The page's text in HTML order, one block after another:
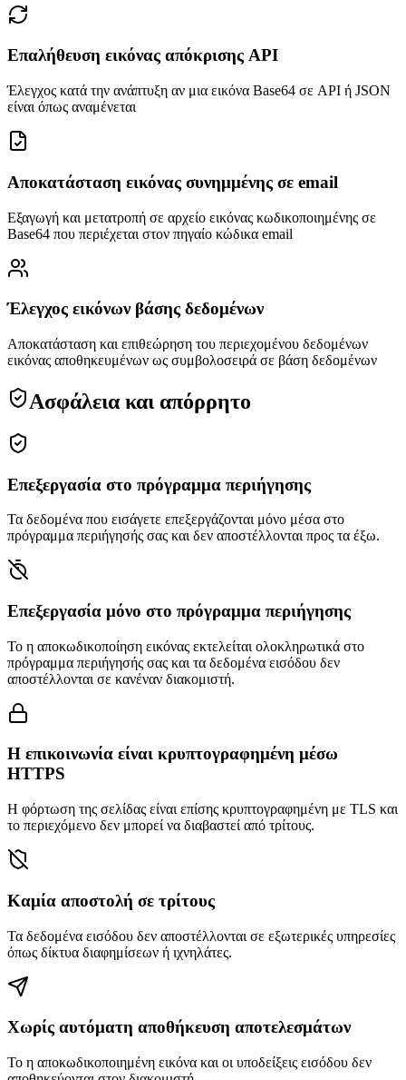
Επαλήθευση εικόνας απόκρισης API
Έλεγχος κατά την ανάπτυξη αν μια εικόνα Base64 σε API ή JSON
είναι όπως αναμένεται
Αποκατάσταση εικόνας συνημμένης σε email
Εξαγωγή και μετατροπή σε αρχείο εικόνας κωδικοποιημένης σε
Base64 που περιέχεται στον πηγαίο κώδικα email
Έλεγχος εικόνων βάσης δεδομένων
Αποκατάσταση και επιθεώρηση του περιεχομένου δεδομένων
εικόνας αποθηκευμένων ως συμβολοσειρά σε βάση δεδομένων
Ασφάλεια και απόρρητο
Επεξεργασία στο πρόγραμμα περιήγησης
Τα δεδομένα που εισάγετε επεξεργάζονται μόνο μέσα στο
πρόγραμμα περιήγησής σας και δεν αποστέλλονται προς τα έξω.
Επεξεργασία μόνο στο πρόγραμμα περιήγησης
Το η αποκωδικοποίηση εικόνας εκτελείται ολοκληρωτικά στο
πρόγραμμα περιήγησής σας και τα δεδομένα εισόδου δεν
αποστέλλονται σε κανέναν διακομιστή.
Η επικοινωνία είναι κρυπτογραφημένη μέσω
HTTPS
Η φόρτωση της σελίδας είναι επίσης κρυπτογραφημένη με TLS και
το περιεχόμενο δεν μπορεί να διαβαστεί από τρίτους.
Καμία αποστολή σε τρίτους
Τα δεδομένα εισόδου δεν αποστέλλονται σε εξωτερικές υπηρεσίες
όπως δίκτυα διαφημίσεων ή ιχνηλάτες.
Χωρίς αυτόματη αποθήκευση αποτελεσμάτων
Το η αποκωδικοποιημένη εικόνα και οι υποδείξεις εισόδου δεν